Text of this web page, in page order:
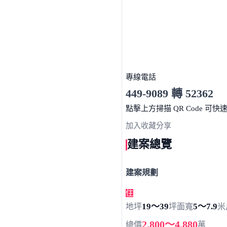
專線電話
449-9089 轉 52362
服務時間 10:00～19:00
加入收藏分享
建案總覽
建案規劃
住
地坪19～39坪面寬5～7.9米
總價2,800～4,880萬